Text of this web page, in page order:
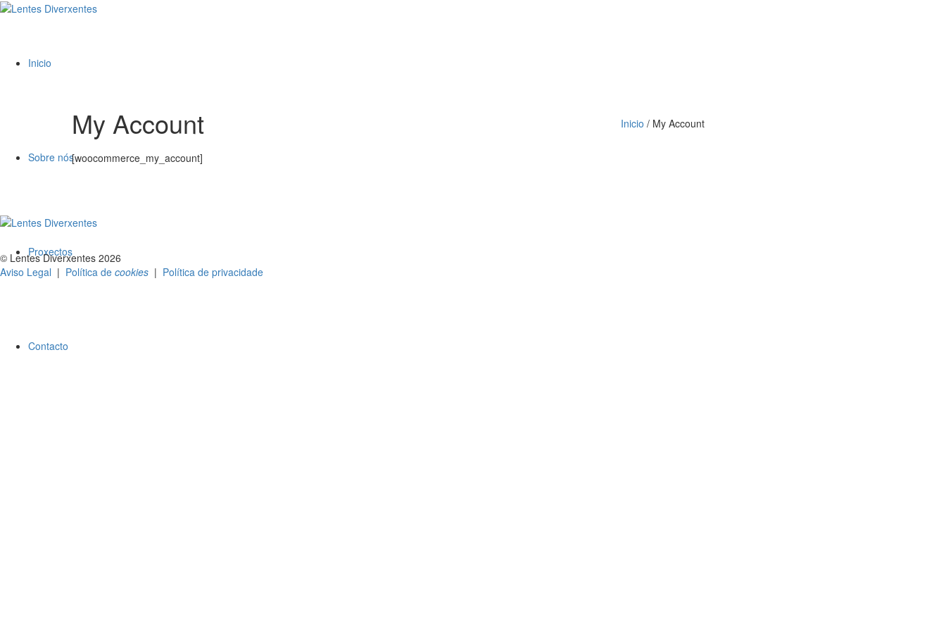
Inicio
Sobre nós
Proxectos
Contacto
My Account Inicio / My Account
[woocommerce_my_account]
© Lentes Diverxentes 2026
Aviso Legal | Política de cookies | Política de privacidade